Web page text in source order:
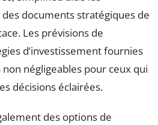
documents stratégiques de
Les prévisions de
d’investissement fournies
non négligeables pour ceux qui
décisions éclairées.
des options de